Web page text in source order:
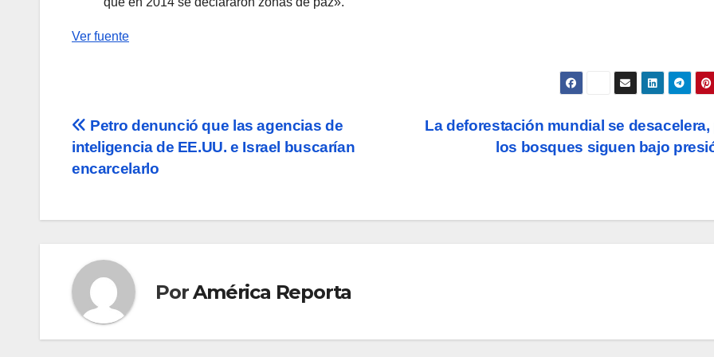
Ver fuente
Navegación
de
La deforestación mundial se desacelera,
los bosques siguen bajo
Petro denunció que las agencias de
inteligencia de EE.UU. e Israel buscarían
encarcelarlo
PorAmérica Reporta